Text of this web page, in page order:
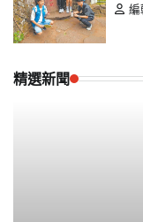
編
精選新聞